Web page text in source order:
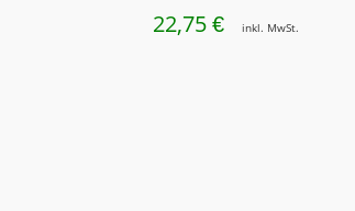
22,75€ inkl. MwSt.